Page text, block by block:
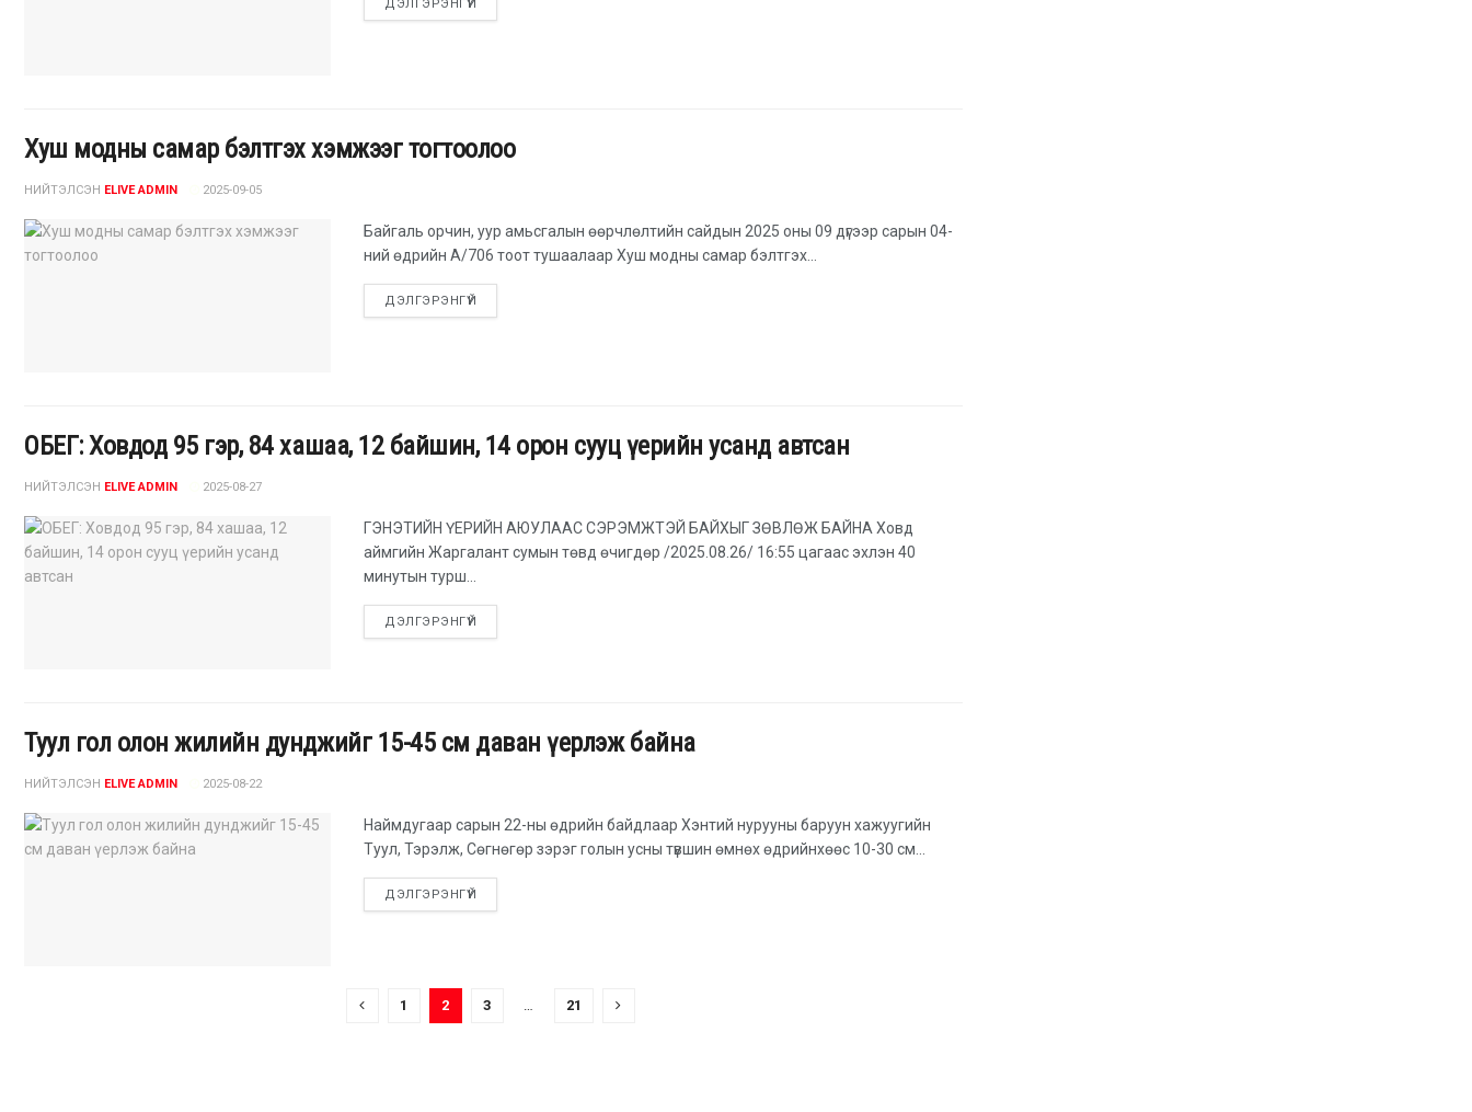
ДЭЛГЭРЭНГҮЙ
Хуш модны самар бэлтгэх хэмжээг тогтоолоо
НИЙТЭЛСЭН ELIVE ADMIN 2025-09-05
Байгаль орчин, уур амьсгалын өөрчлөлтийн сайдын 2025 оны 09 дүгээр сарын 04-
ний өдрийн А/706 тоот тушаалаар Хуш модны самар бэлтгэх...
ДЭЛГЭРЭНГҮЙ
ОБЕГ: Ховдод 95 гэр, 84 хашаа, 12 байшин, 14 орон сууц үерийн усанд автсан
НИЙТЭЛСЭН ELIVE ADMIN 2025-08-27
ГЭНЭТИЙН ҮЕРИЙН АЮУЛААС СЭРЭМЖТЭЙ БАЙХЫГ ЗӨВЛӨЖ БАЙНА Ховд
аймгийн Жаргалант сумын төвд өчигдөр /2025.08.26/ 16:55 цагаас эхлэн 40
минутын турш...
ДЭЛГЭРЭНГҮЙ
Туул гол олон жилийн дунджийг 15-45 см даван үерлэж байна
НИЙТЭЛСЭН ELIVE ADMIN 2025-08-22
Наймдугаар сарын 22-ны өдрийн байдлаар Хэнтий нурууны баруун хажуугийн
Туул, Тэрэлж, Сөгнөгөр зэрэг голын усны түвшин өмнөх өдрийнхөөс 10-30 см...
ДЭЛГЭРЭНГҮЙ
1 2 3 … 21